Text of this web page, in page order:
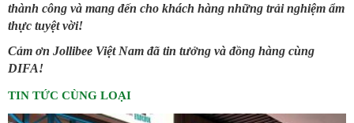
thành công và mang đến cho khách hàng những trải nghiệm ẩm
thực tuyệt vời!
Cảm ơn Jollibee Việt Nam đã tin tưởng và đồng hàng cùng
DIFA!
TIN TỨC CÙNG LOẠI